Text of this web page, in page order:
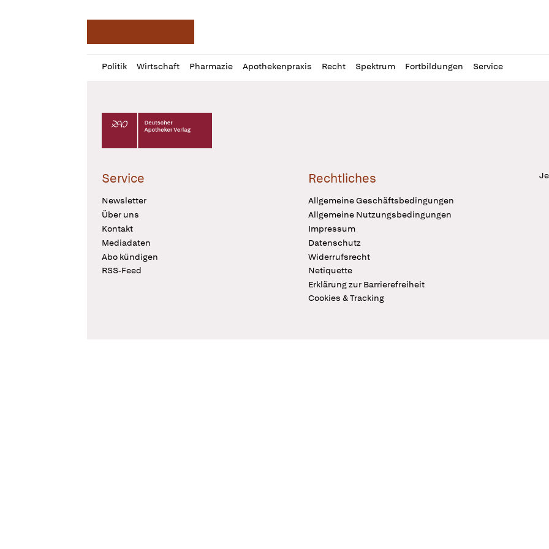
Politik Wirtschaft Pharmazie Apothekenpraxis Recht Spektrum Fortbildungen Service
Profil
öffnen
Daz
Pur
Deutscher Apotheker Verlag Logo
Service
Newsletter
Über uns
Kontakt
Mediadaten
Abo kündigen
RSS-Feed
Rechtliches
Allgemeine Geschäftsbedingungen
Allgemeine Nutzungsbedingungen
Impressum
Datenschutz
Widerrufsrecht
Netiquette
Erklärung zur Barrierefreiheit
Cookies & Tracking